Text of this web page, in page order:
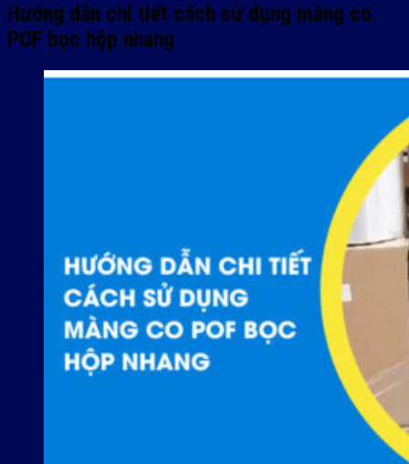
Hướng dẫn chi tiết cách sử dụng màng co
POF bọc hộp nhang